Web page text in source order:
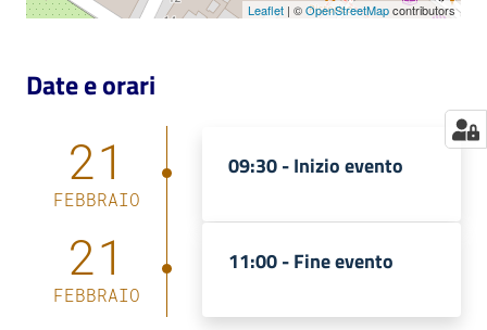
Leaflet | ©OpenStreetMapcontributors
Date e orari
21
FEBBRAIO
09:30 -Inizio evento
21
FEBBRAIO
11:00 -Fine evento